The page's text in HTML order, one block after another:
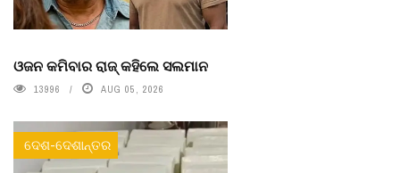
ଓଜନ କମିବାର ରାଜ୍ କହିଲେ ସଲମାନ
13996 AUG 05, 2026
ଦେଶ-ଦେଶାନ୍ତର